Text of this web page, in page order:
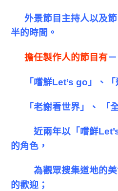
外景節目主持人以及
半的時間。
擔任製作人的節目有－
「嚐鮮Let’s go 」、「
「老謝看世界」、 「
近兩年以「嚐鮮
的角色，
為觀眾搜集道地的
的歡迎；